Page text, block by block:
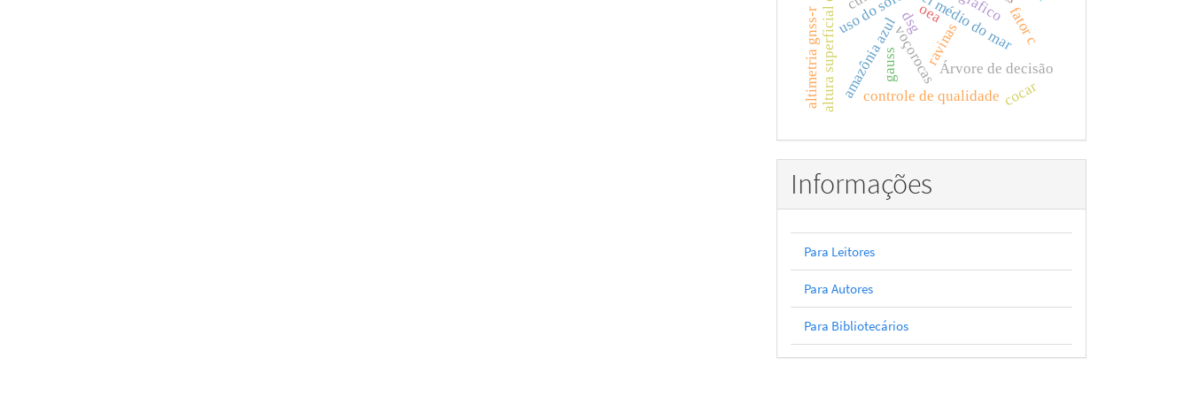
amazônia azulvoçorocasravinas
uso do solo
Árvore de decisão
altura superficial do mar controle de qualidade
altimetria gnss-r cocar
dsg fator c
gauss
oea
Informações
Para Leitores
Para Autores
Para Bibliotecários